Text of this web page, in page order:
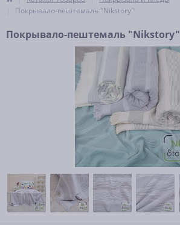
Покрывало-пештемаль "Nikstory"
Покрывало-пештемаль "Nikstory"